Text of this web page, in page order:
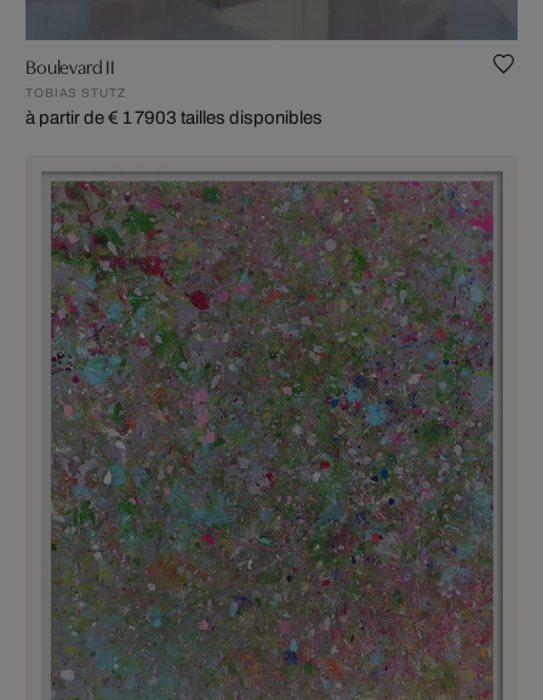
Boulevard II
TOBIAS STUTZ
à partir de € 1 7903 tailles disponibles